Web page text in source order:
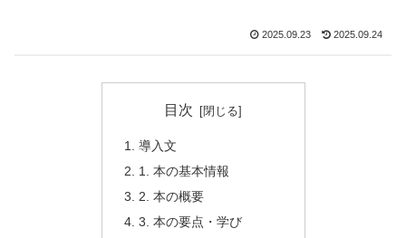
2025.09.23 2025.09.24
目次
導入文
1. 本の基本情報
2. 本の概要
3. 本の要点・学び